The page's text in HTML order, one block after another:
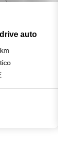
auto